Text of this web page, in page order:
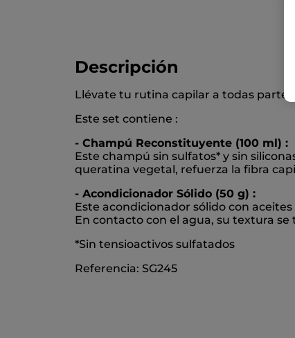
Descripción
Llévate tu rutina capilar a todas
Este set contiene :
- Champú Reconstituyente (100 ml) :
Este champú sin sulfatos* y sin
queratina vegetal, refuerza la fibra
- Acondicionador Sólido (50 g) :
Este acondicionador sólido con
En contacto con el agua, su textura
*Sin tensioactivos sulfatados
Referencia: SG245